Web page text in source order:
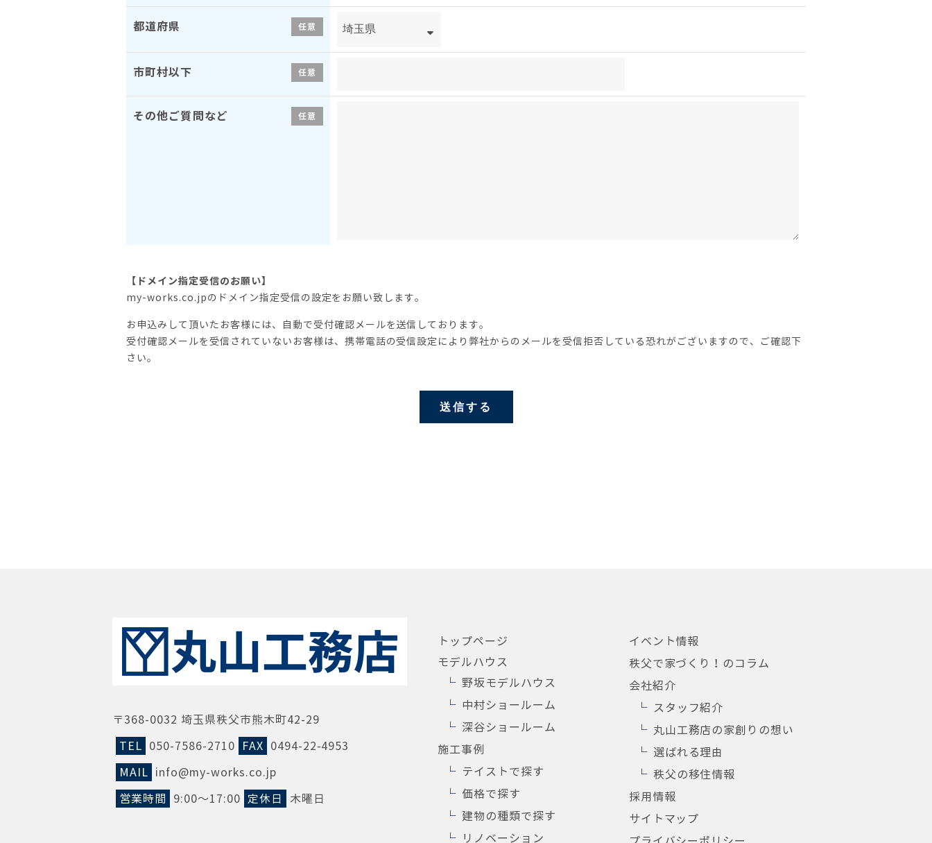
都道府県 任意
市町村以下 任意
その他ご質問など 任意
【ドメイン指定受信のお願い】
my-works.co.jpのドメイン指定受信の設定をお願い致します。
お申込みして頂いたお客様には、自動で受付確認メールを送信しております。
受付確認メールを受信されていないお客様は、携帯電話の受信設定により弊社からのメールを受信拒否している恐れがございますので、ご確認下
さい。
〒368-0032 埼玉県秩父市熊木町42-29
TEL 050-7586-2710 FAX 0494-22-4953
MAIL info@my-works.co.jp
営業時間
9:00～17:00 定休日 木曜日
トップページ
モデルハウス
野坂モデルハウス
中村ショールーム
深谷ショールーム
施工事例
テイストで探す
価格で探す
建物の種類で探す
リノベーション
イベント情報
秩父で家づくり！のコラム
会社紹介
スタッフ紹介
丸山工務店の家創りの想い
選ばれる理由
秩父の移住情報
採用情報
サイトマップ